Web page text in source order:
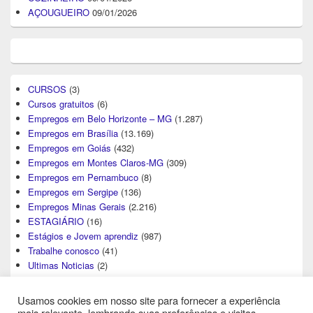
AÇOUGUEIRO 09/01/2026
CURSOS (3)
Cursos gratuitos (6)
Empregos em Belo Horizonte – MG (1.287)
Empregos em Brasília (13.169)
Empregos em Goiás (432)
Empregos em Montes Claros-MG (309)
Empregos em Pernambuco (8)
Empregos em Sergipe (136)
Empregos Minas Gerais (2.216)
ESTAGIÁRIO (16)
Estágios e Jovem aprendiz (987)
Trabalhe conosco (41)
Ultimas Noticias (2)
Usamos cookies em nosso site para fornecer a experiência